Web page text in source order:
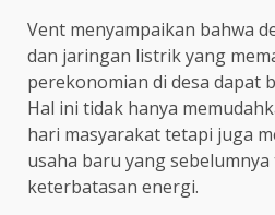
Vent menyampaikan bahwa
dan jaringan listrik yang
perekonomian di desa dapat
Hal ini tidak hanya
hari masyarakat tetapi juga
usaha baru yang
keterbatasan energi.